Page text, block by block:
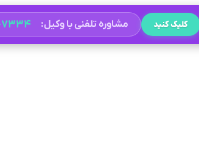
کلیک کنید مشاوره تلفنی با وکیل: